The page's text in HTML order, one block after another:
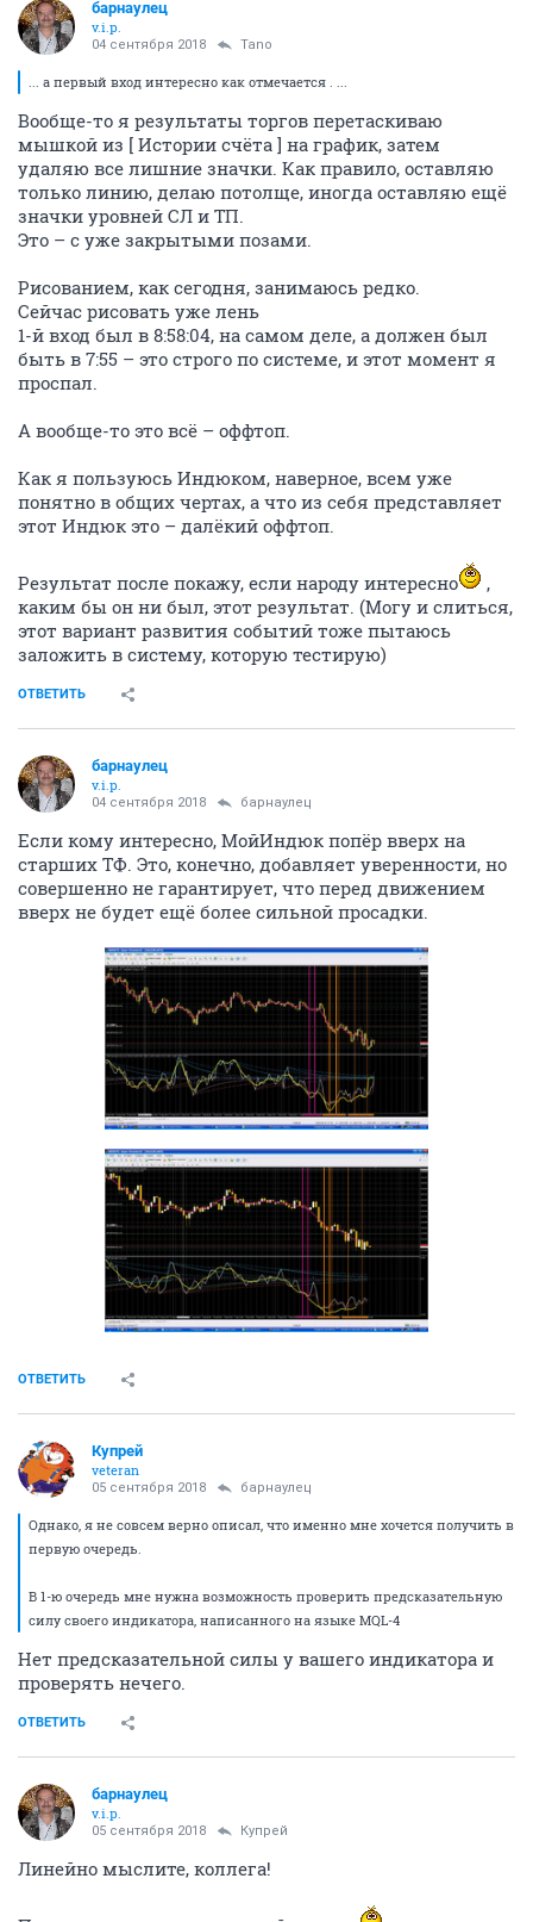
барнаулец
v.i.p.
04 сентября 2018 Tano
... а первый вход интересно как отмечается . ...
Вообще-то я результаты торгов перетаскиваю
мышкой из [ Истории счёта ] на график, затем
удаляю все лишние значки. Как правило, оставляю
только линию, делаю потолще, иногда оставляю ещё
значки уровней СЛ и ТП.
Это – с уже закрытыми позами.
Рисованием, как сегодня, занимаюсь редко.
Сейчас рисовать уже лень
1-й вход был в 8:58:04, на самом деле, а должен был
быть в 7:55 – это строго по системе, и этот момент я
проспал.
А вообще-то это всё – оффтоп.
Как я пользуюсь Индюком, наверное, всем уже
понятно в общих чертах, а что из себя представляет
этот Индюк это – далёкий оффтоп.
Результат после покажу, если народу интересно
,
каким бы он ни был, этот результат. (Могу и слиться,
этот вариант развития событий тоже пытаюсь
заложить в систему, которую тестирую)
ОТВЕТИТЬ
барнаулец
v.i.p.
04 сентября 2018 барнаулец
Если кому интересно, МойИндюк попёр вверх на
старших ТФ. Это, конечно, добавляет уверенности, но
совершенно не гарантирует, что перед движением
вверх не будет ещё более сильной просадки.
ОТВЕТИТЬ
Купрей
veteran
05 сентября 2018 барнаулец
Однако, я не совсем верно описал, что именно мне хочется получить в
первую очередь.
В 1-ю очередь мне нужна возможность проверить предсказательную
силу своего индикатора, написанного на языке MQL-4
Нет предсказательной силы у вашего индикатора и
проверять нечего.
ОТВЕТИТЬ
барнаулец
v.i.p.
05 сентября 2018 Купрей
Линейно мыслите, коллега!